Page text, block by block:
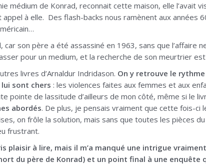
médium de Konrad, reconnait cette maison, elle l’avait
à elle. Des flash-backs nous ramènent aux années
son père a été assassiné en 1963, sans que l’affaire
pour un medium, et la recherche de son meurtrier
livres d’Arnaldur Indridason. On y retrouve le
sont chers : les violences faites aux femmes et aux
pointe de lassitude d’ailleurs de mon côté, même si le
abordés. De plus, je pensais vraiment que cette fois-
on frôle la solution, mais sans que toutes les pièces
frustrant.
plaisir à lire, mais il m’a manqué une intrigue
du père de Konrad) et un point final à une enquête